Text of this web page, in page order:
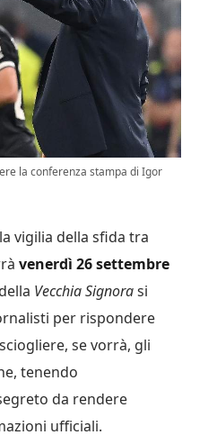
la conferenza stampa di Igor
vigilia della sfida tra
venerdì 26 settembre
Vecchia Signorasi
per rispondere
se vorrà, gli
tenendo
da rendere
ufficiali.